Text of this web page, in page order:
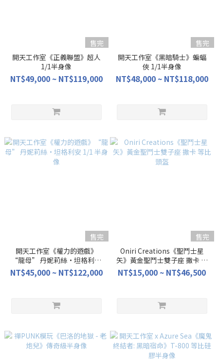
售完
開天工作室《正義聯盟》超人
1/1半身像
NT$49,000 ~ NT$119,000
售完
開天工作室《黑暗騎士》蝙蝠
俠 1/1半身像
NT$48,000 ~ NT$118,000
售完
開天工作室《權力的遊戲》
“龍母” 丹妮莉絲·坦格利安
1/1 半身像
NT$45,000 ~ NT$122,000
售完
Oniri Creations《聖鬥士星
矢》黃金聖鬥士雙子座 撒卡 等
比頭盔
NT$15,000 ~ NT$46,500